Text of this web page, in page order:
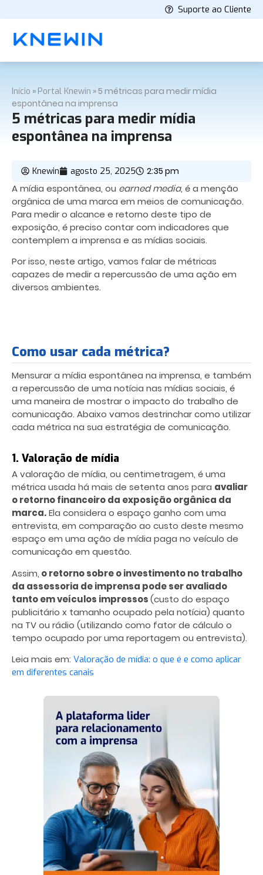
Suporte ao Cliente
Início » Portal Knewin »5 métricas para medir mídia
espontânea na imprensa
5 métricas para medir mídia
espontânea na imprensa
Knewin agosto 25, 2025 2:35 pm
A mídia espontânea, ou earned media, é a menção
orgânica de uma marca em meios de comunicação.
Para medir o alcance e retorno deste tipo de
exposição, é preciso contar com indicadores que
contemplem a imprensa e as mídias sociais.
Por isso, neste artigo, vamos falar de métricas
capazes de medir a repercussão de uma ação em
diversos ambientes.
Como usar cada métrica?
Mensurar a mídia espontânea na imprensa, e também
a repercussão de uma notícia nas mídias sociais, é
uma maneira de mostrar o impacto do trabalho de
comunicação. Abaixo vamos destrinchar como utilizar
cada métrica na sua estratégia de comunicação.
1. Valoração de mídia
A valoração de mídia, ou centimetragem, é uma
métrica usada há mais de setenta anos para avaliar
o retorno financeiro da exposição orgânica da
marca.Ela considera o espaço ganho com uma
entrevista, em comparação ao custo deste mesmo
espaço em uma ação de mídia paga no veículo de
comunicação em questão.
Assim, o retorno sobre o investimento no trabalho
da assessoria de imprensa pode ser avaliado
tanto em veículos impressos(custo do espaço
publicitário x tamanho ocupado pela notícia) quanto
na TV ou rádio (utilizando como fator de cálculo o
tempo ocupado por uma reportagem ou entrevista).
Leia mais em: Valoração de mídia: o que é e como aplicar
em diferentes canais